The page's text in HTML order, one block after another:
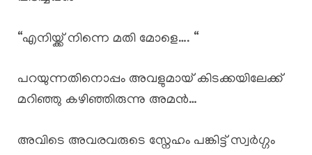
“എനിയ്ക്ക് നിന്നെ മതി മോളെ…. “
പറയുന്നതിനൊപ്പം അവളുമായ് കിടക്കയിലേക്ക്
മറിഞ്ഞു കഴിഞ്ഞിരുന്നു അമൻ…
അവിടെ അവരവരുടെ സ്നേഹം പങ്കിട്ട് സ്വർഗ്ഗം